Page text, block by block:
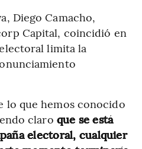
Diego Camacho,
Capital, coincidió en
limita la
lo que hemos conocido
claro que se está
electoral, cualquier